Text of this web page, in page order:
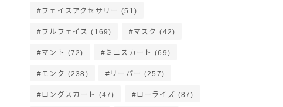
フェイスアクセサリー (51)
フルフェイス (169) マスク (42)
マント (72) ミニスカート (69)
モンク (238) リーパー (257)
ロングスカート (47) ローライズ (87)